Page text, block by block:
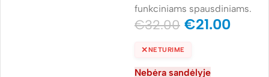
funkciniams spausdiniams.
€32.00 €21.00
✕NETURIME
Nebėra sandėlyje